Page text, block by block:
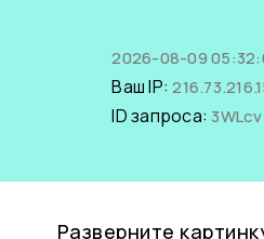
2026-08-09
Ваш IP:
ID запроса:
Разверните